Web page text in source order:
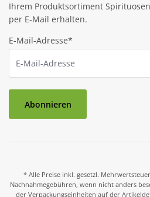
Ihrem Produktsortiment
per E-Mail erhalten.
E-Mail-Adresse*
Abonnieren
* Alle Preise inkl. gesetzl.
Nachnahmegebühren, wenn nicht anders
der Verpackungseinheiten auf der